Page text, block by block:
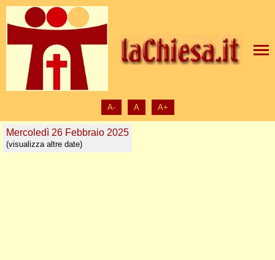
A- A A+
Mercoledì 26 Febbraio 2025
(visualizza altre date)